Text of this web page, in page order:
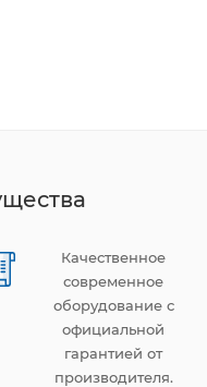
Качественное
современное
оборудование с
официальной
гарантией от
производителя.